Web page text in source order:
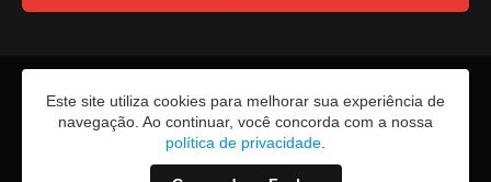
Este site utiliza cookies para melhorar sua experiência de
navegação. Ao continuar, você concorda com a nossa
política de privacidade